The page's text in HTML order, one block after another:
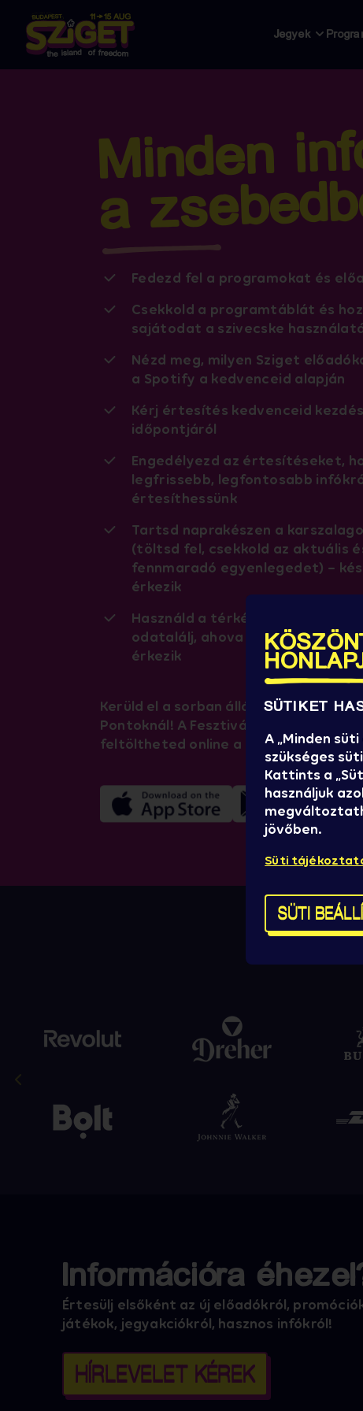
Jegyek
Minden
a
Fedezd fel a programokat és
Csekkold a programtáblát és
sajátodat a szivecske
Nézd meg, milyen Sziget
a Spotify a kedvenceid alapján
Kérj értesítés kedvenceid
időpontjáról
Engedélyezd az értesítéseket,
legfrissebb, legfontosabb
értesíthessünk
Tartsd naprakészen a
(töltsd fel, csekkold az aktuális
fennmaradó egyenlegedet) –
érkezik
Használd a térképet, hogy
odatalálj, ahova a szíved húz –
érkezik
Kerüld el a sorban állást a Festipay
Pontoknál! A Fesztivál Fiókodból
feltöltheted online a karszalagodat.
Információra
Értesülj elsőként az új előadókról,
játékok, jegyakciókról, hasznos infókról!
HÍRLEVELET KÉREK
SÜTIKET
A „Minden
szükséges
Kattints a
használjuk
jövőben.
Süti
SÜTI